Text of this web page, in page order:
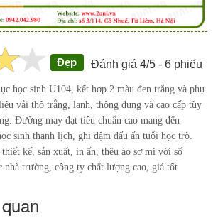
Đẹp Đánh giá 4/5 - 6 phiếu
học sinh U104, kết hợp 2 màu đen trắng và phụ
vải thô trắng, lanh, thông dụng và cao cấp tùy
Đường may đạt tiêu chuẩn cao mang đến
sinh thanh lịch, ghi đậm dấu ấn tuổi học trò.
kế, sản xuất, in ấn, thêu áo sơ mi với số
nhà trường, công ty chất lượng cao, giá tốt